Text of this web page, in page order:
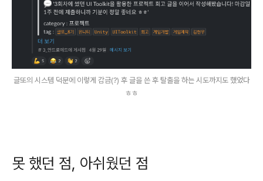
글또의 시스템 덕분에 이렇게 감금(?) 후 글을 쓴 후 탈출을 하는 시도까지도 했었다
ㅎㅎ
못 했던 점, 아쉬웠던 점